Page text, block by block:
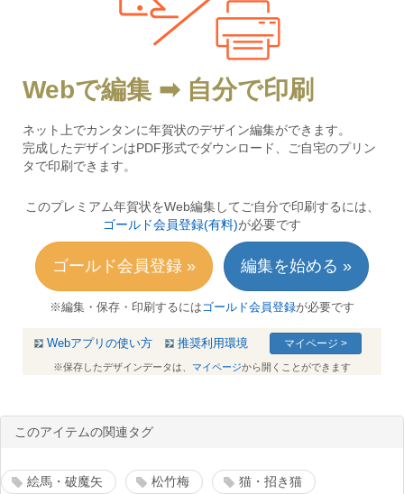
Webで編集 ➡ 自分で印刷
ネット上でカンタンに年賀状のデザイン編集ができます。
完成したデザインはPDF形式でダウンロード、ご自宅のプリン
タで印刷できます。
このプレミアム年賀状をWeb編集してご自分で印刷するには、
ゴールド会員登録(有料)が必要です
ゴールド会員登録 » 編集を始める »
※編集・保存・印刷するには ゴールド会員登録が必要です
Webアプリの使い方 推奨利用環境 マイページ >
※保存したデザインデータは、 マイページから開くことができます
このアイテムの関連タグ
絵馬・破魔矢 松竹梅 猫・招き猫